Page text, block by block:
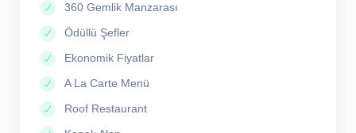
360 Gemlik Manzarası
Ödüllü Şefler
Ekonomik Fiyatlar
A La Carte Menü
Roof Restaurant